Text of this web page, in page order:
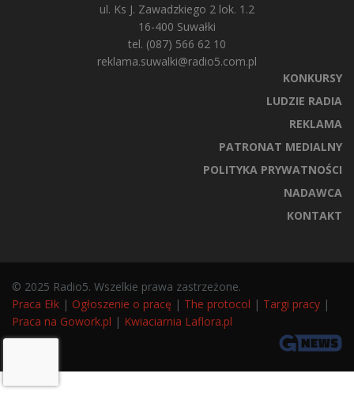
ul. Ks J. Zawadzkiego 2 lok. 1.2
16-400 Suwałki
tel. (087) 566 62 10
reklama.suwalki@radio5.com.pl
KONKURSY
LUDZIE RADIA
REKLAMA
PATRONAT MEDIALNY
POLITYKA PRYWATNOŚCI
NADAWCA
KONTAKT
© 2025 Radio5. Wszelkie prawa zastrzeżone.
Praca Ełk | Ogłoszenie o pracę | The protocol | Targi pracy |
Praca na Gowork.pl | Kwiaciarnia Laflora.pl